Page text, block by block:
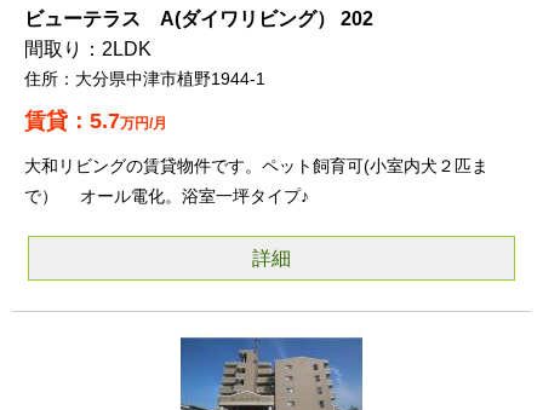
ビューテラス A(ダイワリビング） 202
2LDK
大分県中津市植野1944-1
5.7万円/月
大和リビングの賃貸物件です。ペット飼育可(小室内犬２匹ま
で） オール電化。浴室一坪タイプ♪
詳細